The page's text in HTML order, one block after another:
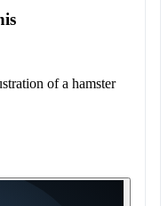
of a hamster